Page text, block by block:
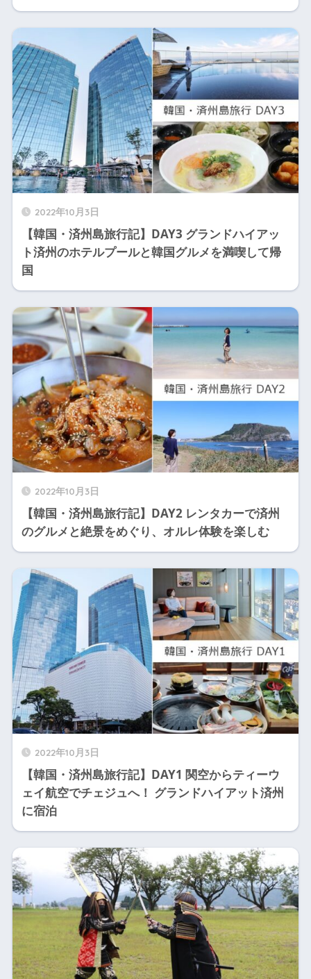
2022年10月3日
【韓国・済州島旅行記】DAY3 グランドハイアッ
ト済州のホテルプールと韓国グルメを満喫して帰
国
2022年10月3日
【韓国・済州島旅行記】DAY2 レンタカーで済州
のグルメと絶景をめぐり、オルレ体験を楽しむ
2022年10月3日
【韓国・済州島旅行記】DAY1 関空からティーウ
ェイ航空でチェジュへ！ グランドハイアット済州
に宿泊